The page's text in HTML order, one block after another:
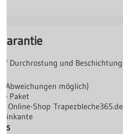
Durchrostung und Beschichtung
(Abweichungen möglich)
Paket
Online-Shop Trapezbleche365.de